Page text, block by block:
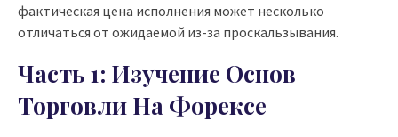
фактическая цена исполнения может несколько
отличаться от ожидаемой из-за проскальзывания.
Часть 1: Изучение Основ
Торговли На Форексе